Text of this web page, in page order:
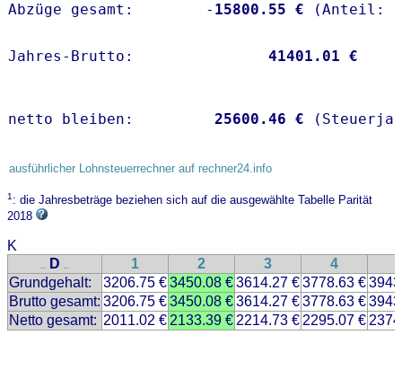
Abzüge gesamt:        - 15800.55 €
Jahres-Brutto: 41401.01 €
netto bleiben: 25600.46 €
ausführlicher Lohnsteuerrechner auf rechner24.info
1: die Jahresbeträge beziehen sich auf die ausgewählte Tabelle Parität
2018
K
.. D .. 1 2 3 4
Grundgehalt:
3206.75 €3450.08 €3614.27 €3778.63 €
Brutto gesamt: 3206.75 €3450.08 €3614.27 €3778.63 €
Netto gesamt: 2011.02 € 2133.39 € 2214.73 € 2295.07 €